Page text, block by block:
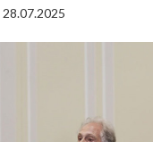
28.07.2025